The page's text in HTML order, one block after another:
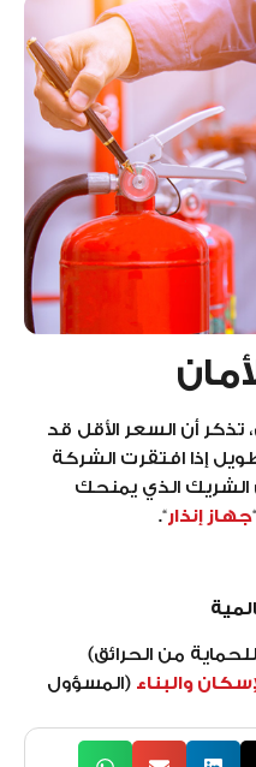
تذكر أن السعر الأقل قد
إذا افتقرت الشركة
الشريك الذي يمنحك
جهاز إنذار“.
من الحرائق)
والبناء (المسؤول